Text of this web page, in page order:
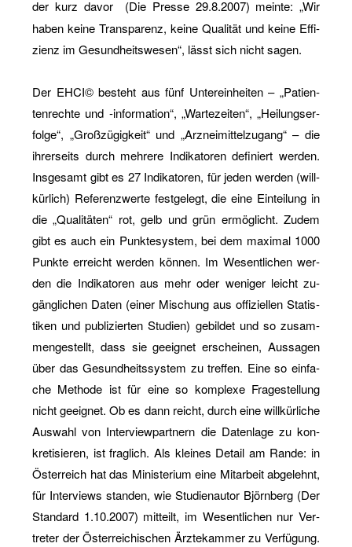
der kurz davor
(Die Pres­se 29.8.2007) mein­te: „Wir
haben keine Trans­pa­renz, keine Qua­li­tät und keine Ef­fi­
zi­enz im Ge­sund­heits­we­sen“, lässt sich nicht sagen.
Der EHCI© be­steht aus fünf Un­ter­ein­hei­ten – „Pa­ti­en­
ten­rech­te und -in­for­ma­ti­on“, „War­te­zei­ten“, „Hei­lungs­er­
fol­ge“, „Groß­zü­gig­keit“ und „Arz­nei­mit­tel­zu­gang“ – die
ih­rer­seits durch meh­re­re In­di­ka­to­ren de­fi­niert wer­den.
Ins­ge­samt gibt es 27 In­di­ka­to­ren, für jeden wer­den (will­
kür­lich) Re­fe­renz­wer­te fest­ge­legt, die eine Ein­tei­lung in
die „Qua­li­tä­ten“ rot, gelb und grün er­mög­licht. Zudem
gibt es auch ein Punk­te­sys­tem, bei dem ma­xi­mal 1000
Punk­te er­reicht wer­den kön­nen. Im We­sent­li­chen wer­
den die In­di­ka­to­ren aus mehr oder we­ni­ger leicht zu­
gäng­li­chen Daten (einer Mi­schung aus of­fi­zi­el­len Sta­tis­
ti­ken und pu­bli­zier­ten Stu­di­en) ge­bil­det und so zu­sam­
men­ge­stellt, dass sie ge­eig­net er­schei­nen, Aus­sa­gen
über das Ge­sund­heits­sys­tem zu tref­fen. Eine so ein­fa­
che Me­tho­de ist für eine so kom­ple­xe Fra­ge­stel­lung
nicht ge­eig­net. Ob es dann reicht, durch eine will­kür­li­che
Aus­wahl von In­ter­view­part­nern die Da­ten­la­ge zu kon­
kre­ti­sie­ren, ist frag­lich. Als klei­nes De­tail am Rande: in
Ös­ter­reich hat das Mi­nis­te­ri­um eine Mit­ar­beit ab­ge­lehnt,
für In­ter­views stan­den, wie Stu­di­en­au­tor Björn­berg (Der
Stan­dard 1.10.2007) mit­teilt, im We­sent­li­chen nur Ver­
tre­ter der Ös­ter­rei­chi­schen Ärz­te­kam­mer zu Ver­fü­gung.